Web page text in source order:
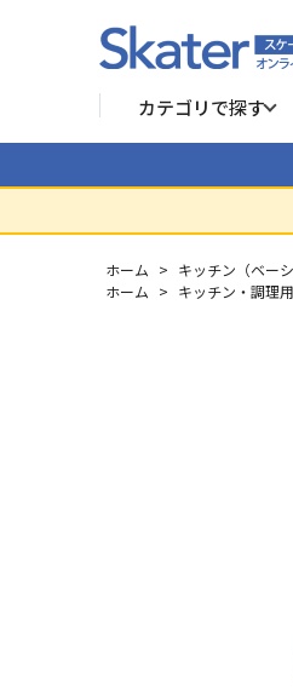
カテゴリで探す
ホーム > キッチン（ベーシ
ホーム > キッチン・調理